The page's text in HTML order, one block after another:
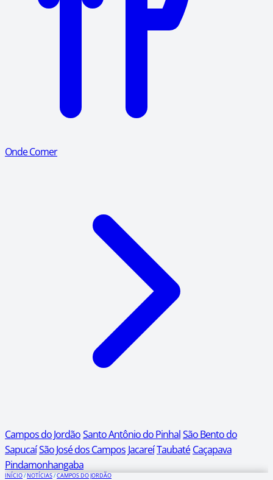
Onde Comer
Campos do JordãoSanto Antônio do PinhalSão Bento do
SapucaíSão José dos Campos JacareíTaubaté Caçapava
Pindamonhangaba
INÍCIO/NOTÍCIAS/CAMPOS DO JORDÃO